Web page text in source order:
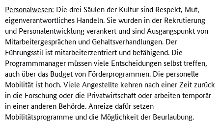
Personalwesen: Die drei Säulen der Kultur sind Respekt, Mut,
eigenverantwortliches Handeln. Sie wurden in der Rekrutierung
und Personalentwicklung verankert und sind Ausgangspunkt von
Mitarbeitergesprächen und Gehaltsverhandlungen. Der
Führungsstil ist mitarbeiterzentriert und befähigend. Die
Programmmanager müssen viele Entscheidungen selbst treffen,
auch über das Budget von Förderprogrammen. Die personelle
Mobilität ist hoch. Viele Angestellte kehren nach einer Zeit zurück
in die Forschung oder die Privatwirtschaft oder arbeiten temporär
in einer anderen Behörde. Anreize dafür setzen
Mobilitätsprogramme und die Möglichkeit der Beurlaubung.